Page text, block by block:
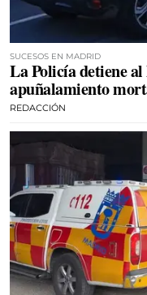
SUCESOS EN MADRID
La Policía detiene
apuñalamiento
REDACCIÓN